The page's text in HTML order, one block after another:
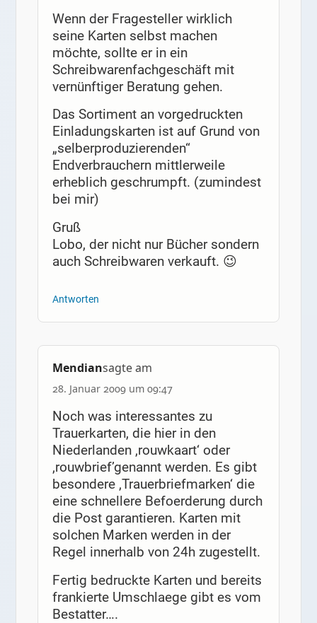
Wenn der Fragesteller wirklich
seine Karten selbst machen
möchte, sollte er in ein
Schreibwarenfachgeschäft mit
vernünftiger Beratung gehen.
Das Sortiment an vorgedruckten
Einladungskarten ist auf Grund von
„selberproduzierenden“
Endverbrauchern mittlerweile
erheblich geschrumpft. (zumindest
bei mir)
Gruß
Lobo, der nicht nur Bücher sondern
auch Schreibwaren verkauft. 😉
Antworten
Mendiansagte am
28. Januar 2009 um 09:47
Noch was interessantes zu
Trauerkarten, die hier in den
Niederlanden ‚rouwkaart‘ oder
‚rouwbrief’genannt werden. Es gibt
besondere ‚Trauerbriefmarken‘ die
eine schnellere Befoerderung durch
die Post garantieren. Karten mit
solchen Marken werden in der
Regel innerhalb von 24h zugestellt.
Fertig bedruckte Karten und bereits
frankierte Umschlaege gibt es vom
Bestatter….